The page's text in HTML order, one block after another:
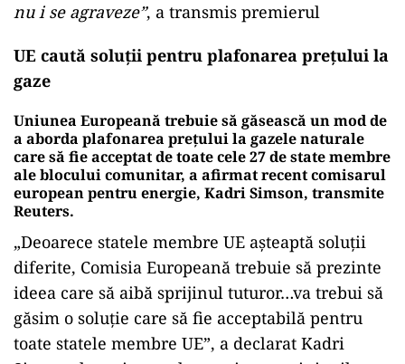
nu i se agraveze”, a transmis premierul
UE caută soluții pentru plafonarea prețului la
gaze
Uniunea Europeană trebuie să găsească un mod de
a aborda plafonarea preţului la gazele naturale
care să fie acceptat de toate cele 27 de state membre
ale blocului comunitar, a afirmat recent comisarul
european pentru energie, Kadri Simson, transmite
Reuters.
„Deoarece statele membre UE aşteaptă soluţii
diferite, Comisia Europeană trebuie să prezinte
ideea care să aibă sprijinul tuturor…va trebui să
găsim o soluţie care să fie acceptabilă pentru
toate statele membre UE”, a declarat Kadri